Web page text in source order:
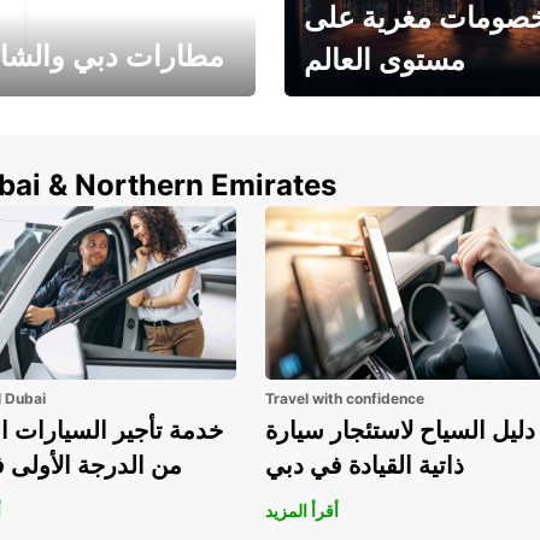
مطارات دبي
مغرية على
مستوى العالم
& Northern Emirates
Dubai
خدمة تأجير السيارات
من الدرجة
Travel with confidence
دليل السياح لاستئجار سيارة
ذاتية القيادة في دبي
أقرأ المزيد